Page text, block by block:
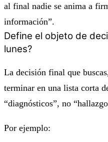
al final nadie se anima a
información”.
Define el objeto de
lunes?
La decisión final que
terminar en una lista corta
“diagnósticos”, no
Por ejemplo: